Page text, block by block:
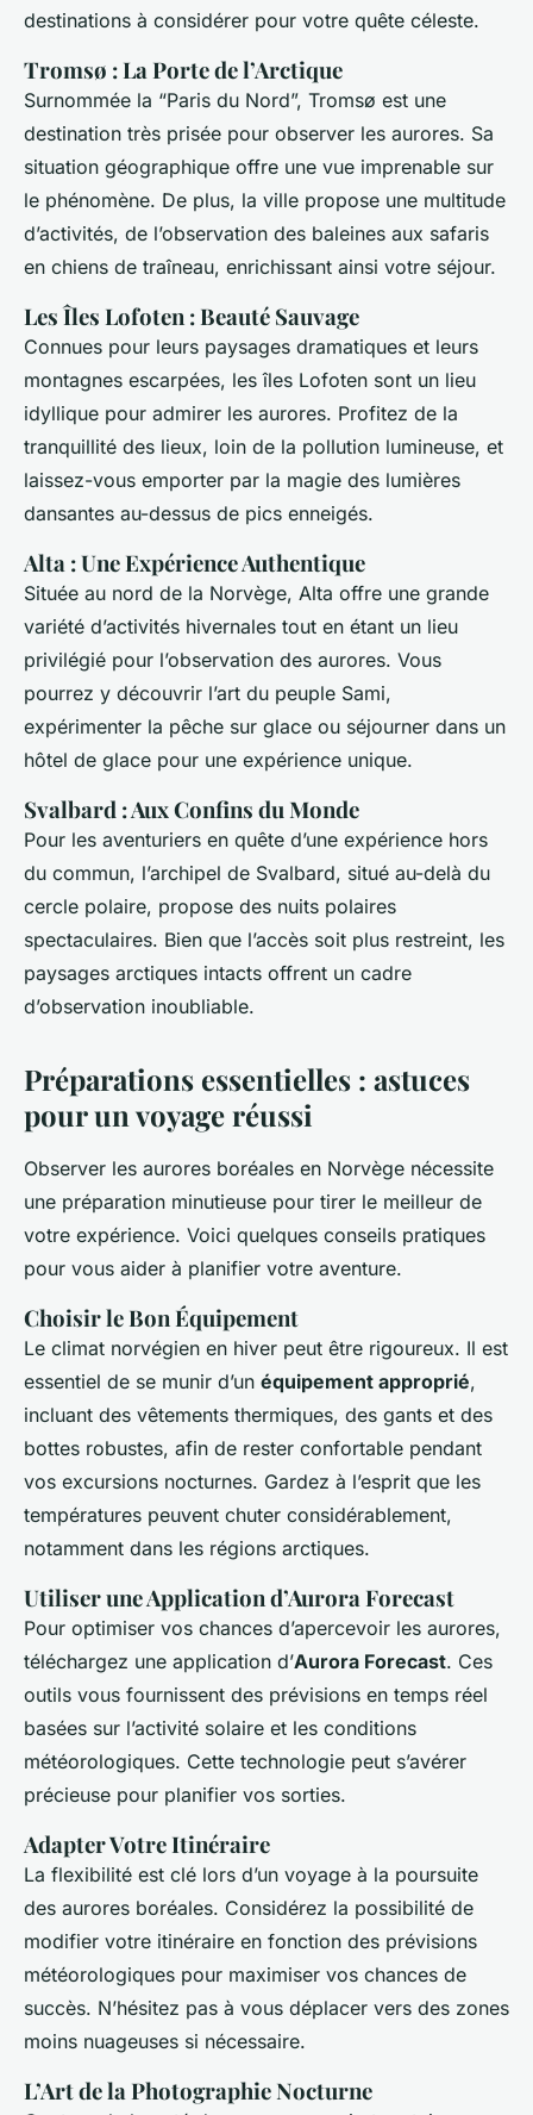
destinations à considérer pour votre quête céleste.
Tromsø : La Porte de l’Arctique
Surnommée la “Paris du Nord”, Tromsø est une
destination très prisée pour observer les aurores. Sa
situation géographique offre une vue imprenable sur
le phénomène. De plus, la ville propose une multitude
d’activités, de l’observation des baleines aux safaris
en chiens de traîneau, enrichissant ainsi votre séjour.
Les Îles Lofoten : Beauté Sauvage
Connues pour leurs paysages dramatiques et leurs
montagnes escarpées, les îles Lofoten sont un lieu
idyllique pour admirer les aurores. Profitez de la
tranquillité des lieux, loin de la pollution lumineuse, et
laissez-vous emporter par la magie des lumières
dansantes au-dessus de pics enneigés.
Alta : Une Expérience Authentique
Située au nord de la Norvège, Alta offre une grande
variété d’activités hivernales tout en étant un lieu
privilégié pour l’observation des aurores. Vous
pourrez y découvrir l’art du peuple Sami,
expérimenter la pêche sur glace ou séjourner dans un
hôtel de glace pour une expérience unique.
Svalbard : Aux Confins du Monde
Pour les aventuriers en quête d’une expérience hors
du commun, l’archipel de Svalbard, situé au-delà du
cercle polaire, propose des nuits polaires
spectaculaires. Bien que l’accès soit plus restreint, les
paysages arctiques intacts offrent un cadre
d’observation inoubliable.
Préparations essentielles : astuces
pour un voyage réussi
Observer les aurores boréales en Norvège nécessite
une préparation minutieuse pour tirer le meilleur de
votre expérience. Voici quelques conseils pratiques
pour vous aider à planifier votre aventure.
Choisir le Bon Équipement
Le climat norvégien en hiver peut être rigoureux. Il est
essentiel de se munir d’un équipement approprié,
incluant des vêtements thermiques, des gants et des
bottes robustes, afin de rester confortable pendant
vos excursions nocturnes. Gardez à l’esprit que les
températures peuvent chuter considérablement,
notamment dans les régions arctiques.
Utiliser une Application d’Aurora Forecast
Pour optimiser vos chances d’apercevoir les aurores,
téléchargez une application d’Aurora Forecast. Ces
outils vous fournissent des prévisions en temps réel
basées sur l’activité solaire et les conditions
météorologiques. Cette technologie peut s’avérer
précieuse pour planifier vos sorties.
Adapter Votre Itinéraire
La flexibilité est clé lors d’un voyage à la poursuite
des aurores boréales. Considérez la possibilité de
modifier votre itinéraire en fonction des prévisions
météorologiques pour maximiser vos chances de
succès. N’hésitez pas à vous déplacer vers des zones
moins nuageuses si nécessaire.
L’Art de la Photographie Nocturne